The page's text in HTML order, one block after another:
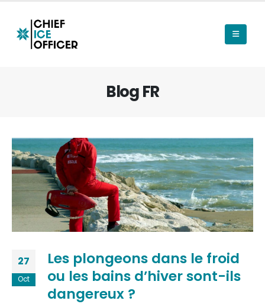
Blog FR
27
Oct
Les plongeons dans le froid
ou les bains d’hiver sont-ils
dangereux ?